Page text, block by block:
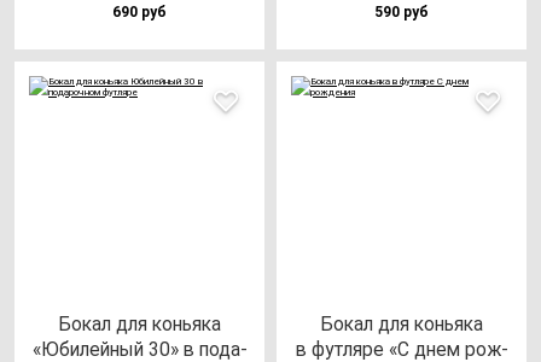
690 руб 590 руб
Бокал для конь­яка
«Юби­лей­ный 30» в по­да­
Бокал для конь­яка
в фут­ля­ре «С днем рож­